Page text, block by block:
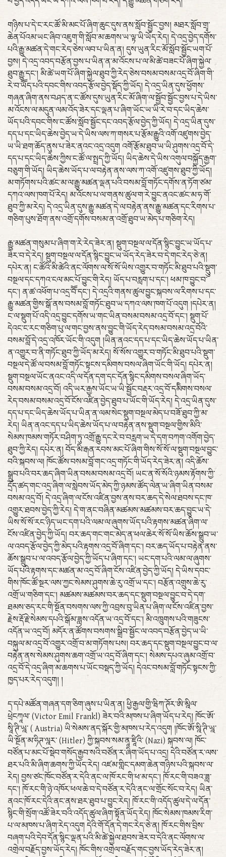
གཉིས་པ་དེ་ང་རང་ཚོ་མི་མང་པོ་ཞིག་ཆུང་དུས་ནས་སློབ་སྦྱོང་བྱས། མཐར་སློབ་གྲྭ་
ཆེན་པོའམ་ཡང་ཞིབ་འཇུག་གི་སློབ་མ་ཆགས་ཡ་ལྟ་ཡི་ཡོད་རེད། དེ་འདྲ་བྱེད་དགོས་
པའི་རྒྱུ་མཚན་དེ་གང་རེད་ཅེས་ལབ་པ་ཡིན་ན། དུས་ཡུན་རིང་མོ་སློབ་སྦྱོང་ཡག་པོ་
བྱས། དེ་འདྲ་འབད་བརྩོན་བྱས་པ་ཡིན་ན་མ་འོངས་པ་ལ་མི་ཚེ་བཟང་པོ་ཞིག་སྐྱེལ་
ཐུབ་རྒྱུ་དང་། མི་ཚེ་ཡག་པོ་ཞིག་སྐྱེལ་ཐུབ་ཀྱི་རེད་ཅེས་བསམ་བསམ་འདྲ་བོ་ཞིག་གི་
རེ་བ་ཡོོད་པའི་དབང་གིས་འབད་རྩོལ་བྱེད་སྡོད་ཀྱི་ཡོད། དེ་འདྲ་ཡིན་དུས་ཕྱོགས་
གཞན་ཞིག་ནས་བཤད་ན་ང་ཚོས་དུས་ཡུན་རིང་མོ་ཞིག་ལ་སྦྱོབ་སྦྱོང་བྱས་པ་དེ་ཡིས་
མ་འོངས་ལ་མདུན་ལམ་འོད་ཟེར་དང་ལྡན་པ་ཞིག་ཡོང་ཡ་ཡི་རེ་བ་དང་ཡིད་ཆེས་
ཡོད་པའི་དབང་གིས་ང་ཚོས་སློབ་སྦྱོང་དང་འབད་རྩོལ་བྱེད་ཀྱི་ཡོད། དེ་འདྲ་ཡིན་དུས་
དད་པ་དང་ཡིད་ཆེས་བྱེད་ཡ་དེ་ཡིས་ལས་ཀ་གསར་པ་རྩོམ་རྒྱུའི་འགོ་འཛུགས་བྱེད་
ཡ་ཡི་ཐག་ཆོད་ནུས་པ་ཟེར་ནའང་འདྲ་འདུག འགོ་རྩོམ་ཐུབ་ཡ་ཡི་ཤུགས་འདྲ་བོ་དེ་
དད་པ་དང་ཡིད་ཆེས་ཀྱིས་ང་ཚོ་ལ་སྤྲད་ཀྱི་ཡོད། ཡིད་ཆེས་དེ་ཡིས་འགུལ་བསྐྱོད་རྒྱག་
བཅུག་གི་ཡོད། ཡིད་ཆེས་ཡོད་པ་ལ་བརྟེན་ནས་ལས་ཀ་འགོ་འཛུགས་ཐུབ་ཀྱི་ཡོད།
མ་གཏོགས་པའི་ཚང་མ་ལ་རྒྱུ་མཚན་ལྡན་པའི་བསམ་བློ་གཏོང་དགོས་ན་ཏོག་ཙམ་
དཀའ་ལས་ཁག་པོ་རེད། མ་འོངས་པ་ལ་གནས་ཚུལ་ག་རེ་བྱུང་ནའང་ཚང་མ་ཧ་གོ་
ཐུབ་ཀྱི་མ་རེད། དེ་འདྲ་ཡིན་དུས་རྒྱུ་མཚན་དེ་ལ་བརྟེན་ནས་རྒྱུ་མཚན་དང་རིགས་པ་
གཅིག་པུས་ཐོག་ནས་འགྲོ་དགོས་བསམ་ན་འགྲོ་ཐུབ་ཡ་མེད་པ་གཅིག་རེད།
རྒྱུ་མཚན་གསུམ་པ་ཞིག་ག་རེ་རེད་ཟེར་ན། སྡུག་བསྔལ་ལ་དོན་སྙིང་བྱུང་ཡ་ཡོད་པ་
ཟེར་བ་དེ་རེད། སྡུག་བསྔལ་ལ་དོན་སྙིང་བྱུང་ཡ་ཡོད་རེད་ཟེར་བ་དེ་གང་རེད་ཅེ་ན།
དཔེར་ན། ང་ཚོའི་མི་ཚེའི་ནང་ལོགས་ལ་སོ་སོ་ཡིས་འགྱུར་བ་གཏོང་མི་ཐུབ་པའི་སྡུུག་
བསྔལ་དང་དཀའ་ངལ་མང་པོ་བྱུང་གི་རེད། ཡོད་པ་བརླག་པ་དང་། ཕམ་ཁ་བྱུང་བ་
དང་། ན་ཚ་འཕོག་པ་འདྲ་བོོ་དང་། དེ་འདྲའི་གནས་ཚུལ་བྱུང་སྐབས་ལ་རིགས་པ་དང་
རྒྱུ་མཚན་གྱིས་སྒོ་ནས་བསམ་བློ་གཏོང་ཐུབ་ཡ་དཀའ་ལས་ཁག་པོ་འདུག །དཔེར་ན།
ང་ལ་སྡུག་པོ་འདི་འདྲ་བྱུང་དགོས་ཡ་གང་ཡིན་བསམ་བསམ་འདྲ་བོ་དང་། སྡུག་པོ་
དེའང་ང་རང་གཅིག་པུ་ལ་གང་བྱས་ནས་བྱུང་གི་ཡོད་རེད་བསམ་བསམ་འདྲ་བོའི་
བསམ་བློ་དེ་འདྲ་འཁོར་ཡོང་གི་འདུག །ཡིན་ནའང་དད་པ་དང་ཡིད་ཆེས་ཡོད་པ་ཡིན་
ན་འགྱུར་བ་ནི་གཏོང་ཐུབ་ཀྱི་ཡོད་མ་རེད། སོ་སོས་འགྱུར་བ་གཏོང་མི་ཐུབ་པའི་སྡུག་
བསྔལ་དེ་ཚོ་ལ་བསམ་བློ་གཏོང་སྟངས་དམིགས་བསལ་ཞིག་ཡོང་གི་ཡོད། དཔེར་ན།
སྡུག་བསྔལ་ཡོང་ནའང་འདི་ལ་དོན་དག་དང་དོན་སྙིང་དམིགས་བསལ་ཞིག་ཡོད་
བསམ་བསམ་འདྲ་བོ། འདི་ཡར་རྒྱས་ཡོང་ཡ་ཡི་སྦྱོང་བརྡར་འདྲ་བོ་དམིིགས་བསལ་
རེད་བསམ་བསམ་འདྲ་བོ་ངོས་འཛིན་བྱེད་ཐུབ་པ་ཡོང་གི་ཡོད་རེད། དེ་འདྲ་ཡིན་དུས་
དད་པ་དང་ཡིད་ཆེས་ཡོད་པ་ཡིན་ན་ལམ་སེང་སྡུག་བསྔལ་མེད་པ་བཟོ་ཐུབ་ཀྱི་མ་
རེད། ཡིན་ནའང་དད་པ་ཡིད་ཆེས་ཡོད་པ་ལ་བརྟེན་ནས་སྡུག་བསྔལ་གྱིས་མིའི་
སེམས་ཁམས་གཏོར་བཤིག་ཏུ་འགྲོ་རྒྱུ་དང་རེ་བ་བརླག་ཡ་དེ་དག་བཀག་འགོག་བྱེད་
ཐུབ་ཀྱི་རེད། དཔེར་ན། བོད་མི་རྒན་རབས་མང་པོ་ཞིག་གིས་སོ་སོ་ལ་སྡུག་བསྔལ་བྱུང་
བའི་སྐབས་ལ། ཁོང་ཚོས་བསམ་བློ་གང་འདྲ་གཏོང་གི་ཡོད་རེད་ཟེར་ན། འདི་ཆོས་
སྒྲུབ་པའི་བར་ཆད་ཞིག་ཡིན་བསམ་བསམ་འདྲ་བོ། ཡང་ན་སོ་སོའི་ཉམས་རྟོགས་ཀྱི་
དྲོད་ཚད་གང་འདྲ་ཞིག་ལ་སླེབས་ཡོད་མེད་ཀྱི་ཉམས་ཚོད་ལེན་ཡ་ཞིག་ཡིན་བསམ་
བསམ་འདྲ་བོ། དེ་འདྲ་ཞིག་ལ་ངོས་འཛིན་བྱས་ནས་བར་ཆད་དེ་སེལ་ཐབས་དང་ཁ་
འགྱུར་ཐབས་བྱེད་ཀྱི་རེད། དེ་ག་ནང་བཞིན་མཚམས་མཚམས་བར་ཆད་བྱུང་ཡ་དེ་
ཡིས་སོ་སོ་རང་ཉིད་ཡང་དག་པའི་ལམ་ལ་ཞུགས་ཡོད་པའི་རྟགས་མཚན་ཞིག་ལ་
ངོས་འཛིན་བྱེད་ཀྱི་ཡོད། བར་ཆད་གང་གང་མེད་ན་ཕལ་ཆེར་སོ་སོ་ཡིས་ཆོས་སྒྲུབ་ཡ་
ལ་འབད་རྩོལ་བྱེད་ཀྱི་མེད་པའི་རྟགས་འདྲ་བོ་ཞིག་དང་། བར་ཆད་ཡོད་པ་བརྟེན་ནས་
ཆོས་སྒྲུབ་པ་ལ་འབད་རྩོལ་བྱེད་ཀྱི་ཡོད་པ་ཞིག་དང་། ཡང་དག་པའི་ལམ་ལ་ཞུགས་
ཡོད་པའི་རྟགས་དང་མཚན་མ་འདྲ་བོ་ཞིག་ངོས་འཛིན་བྱེད་ཀྱི་ཡོད། དེ་ཡིས་དབང་
གིས་ཁོང་ཚོ་སྔར་ལས་ཀྱང་སེམས་ཤུགས་ཆེ་རུ་འགྲོ་ཡ་དང་། བརྩོན་འགྲུས་ཆེ་རུ་
འགྲོ་ཡ་གཅིག་དང་། མཚམས་མཚམས་བར་ཆད་དང་སྡུག་བསྔལ་བྱུང་བ་དེ་དག་
ཐམས་ཅད་རང་གི་སྔོན་བསགས་ལས་ཀྱི་འབྲས་བུ་ཡིན་པ་ཞིག་ལ་ངོས་འཛིན་བྱས་
རྗེས་རྡོ་རྗེ་སེམས་དཔའི་སྒོམ་ཟླས་འདོན་ཡ་འདྲ་བོ་དང་། མི་འཁྲུགས་པའི་གཟུངས་
འདོན་ཡ་འདྲ་བོ། མདོར་ན་ཚོགས་བསགས་སྒྲིབ་སྦྱོང་ལ་འབད་བརྩོན་བྱེད་ཡ་ཡི་
བསྐུལ་མ་འདྲ་བོ་འགྱུར་འགྲོ་བ་མ་གཏོགས་པས། བར་ཆད་དང་སྡུག་བསྔལ་བྱུང་བ་ལ་
བརྟེན་ནས་སེམས་ཤུགས་ཆག་འགྲོ་ཡ་འདྲ་བོ་ཞིག་དང་། སེམས་དཔའ་ཞུམ་འགྲོ་བ་
འདྲ་བོ་དེ་འདྲ་ཞིག་མ་ཆགས་པ་ཡོང་བསྡད་ཀྱི་ཡོད། དེའང་བསམ་བློ་གཏོང་སྟངས་ཀྱི་
ཁྱད་པར་རེད་འདུག། །
ད་དཔེ་མཚོན་གཞན་དག་ཅིག་ཞུས་པ་ཡིན་ན། ཕྱི་རྒྱལ་གྱི་ཝིཀ་ཊོར་ཨི་མྰིལ་
ཕྲེངཀཱལ་ (Victor Emil Frankl) ཟེར་བའི་མཁས་པ་ཞིག་ཡོད་པ་རེད། ཁོང་ཨོ་
སཱི་ཊི་ཡྰ་ ( Austria) ཡི་སེམས་ནད་སྐོར་གྱི་མཁས་པ་རེད་འདུག །ཁོང་ཨོ་སྰི་ཊི་ཡྰ་
ཡི་སྔོན་མ་ཧིཊ་ལྰར་ (Hitler) ཀྱི་སྐབས་སམ་ནཱ་ཛཱིའི་ (Nazi) སྐབས་ལ། ཁོང་
བཙོན་པ་མང་པོ་སྡེབ་གསོད་རྒྱབ་སའི་བཙོན་ར་ཞིག་ཡོད་པ་འདྲ། དེའི་བཙོན་ར་ལས་
ཐར་པའི་མི་ཞིག་ཆགས་ཀྱི་ཡོད་རེད། འཛམ་གླིང་དམག་ཆེན་གཉིས་པའི་སྐབས་ལ་
རེད། བྱས་ཙང་ཁོང་བཙོན་ར་དེའི་ནང་ལ་ཁོ་རང་གི་ཕ་མ་དང་། ཁོ་རང་གི་བཟའ་ཟླ་
དང་། ཁོ་རང་གི་ཉེ་འཁོར་ཕལ་ཆེ་བ་དེ་བཙོན་ར་དེའི་ནང་ལ་གྲོང་སོང་བ་རེད། ཡིན་
ནའང་ཁོ་རང་དེའི་ནང་ནས་ཐར་ཐུབ་པ་བྱུང་རེད། ཁོ་རང་གི་འདོད་ཚུལ་དེ་ལ་དོན་
སྙིང་གི་སྲོག་འཚོ་ཟེར་བའི་འདོད་ཚུལ་ཞིག་སྟོན་ཡོད་རེད། ཁོང་སེམས་ཁམས་རིག་
པ་ལ་མཁས་པ་ཞིག་རེད་འདུག དེའི་གོ་དོན་དེ་གང་རེད་ཅེ་ན། ཁོ་རང་གིས་བྲིས་
བཞག་པའི་དེབ་དོན་སྙིང་ལྡན་པའི་མི་ཚེ་སྐྱེལ་ཐབས་ཟེར་བ་དེའི་ནང་ལོགས་ལ་
འགྲེལ་བརྗོད་བྱས་ཡོད་རེད། ཁོང་གིས་འགྲེལ་བརྗོད་གང་བྱས་ཡོད་རེད་ཟེར་ན།